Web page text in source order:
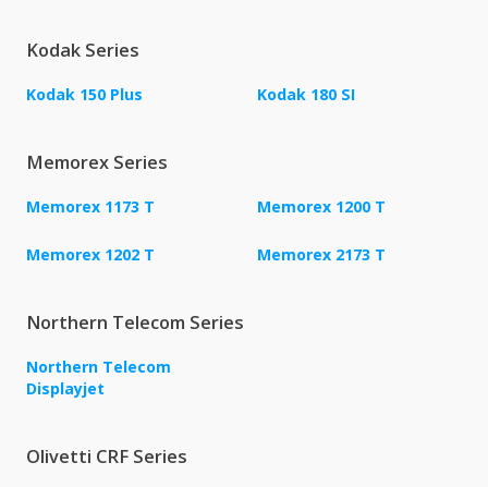
Kodak Series
Kodak 150 Plus Kodak 180 SI
Memorex Series
Memorex 1173 T Memorex 1200 T
Memorex 1202 T Memorex 2173 T
Northern Telecom Series
Northern Telecom
Displayjet
Olivetti CRF Series